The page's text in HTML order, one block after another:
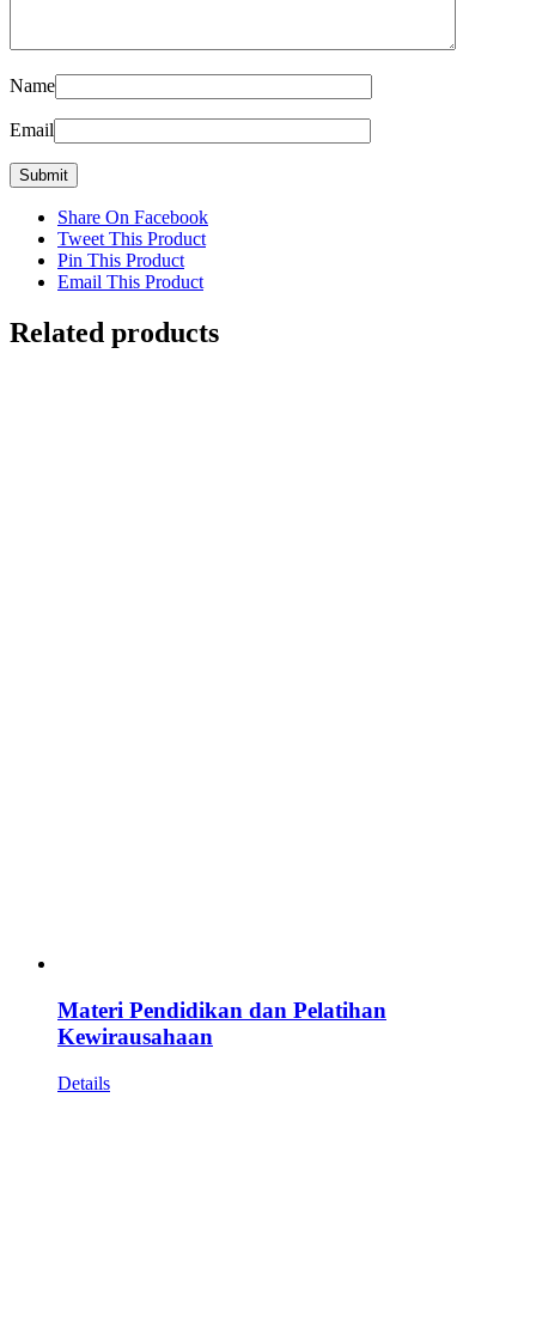
Name
Email
Share On Facebook
Tweet This Product
Pin This Product
Email This Product
Related products
Materi Pendidikan dan Pelatihan
Kewirausahaan
Details